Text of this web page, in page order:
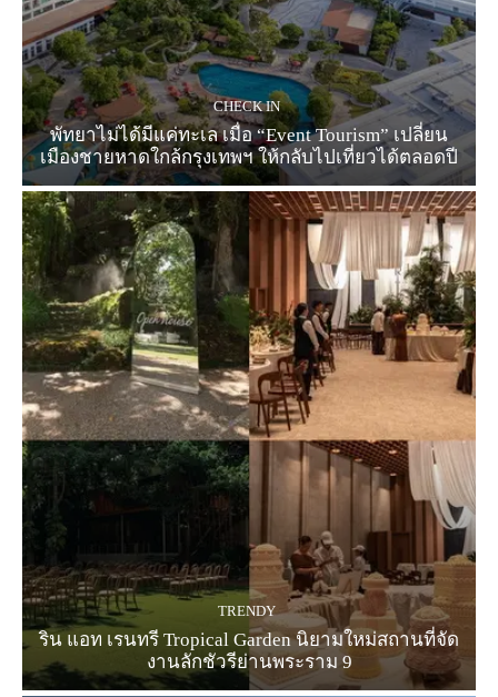
CHECK IN
พัทยาไม่ได้มีแค่ทะเล เมื่อ “Event Tourism” เปลี่ยน
เมืองชายหาดใกล้กรุงเทพฯ ให้กลับไปเที่ยวได้ตลอดปี
TRENDY
ริน แอท เรนทรี Tropical Garden นิยามใหม่สถานที่จัด
งานลักชัวรีย่านพระราม 9